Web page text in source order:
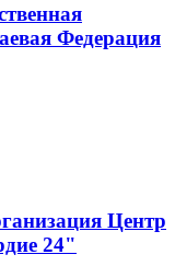
Федерация
Центр
24"